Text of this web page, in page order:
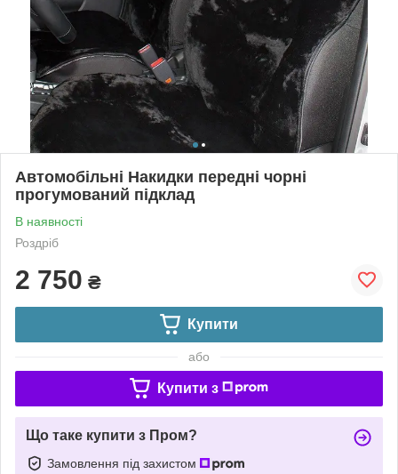
Автомобільні Накидки передні чорні
прогумований підклад
В наявності
Роздріб
2 750 ₴
Купити
або
Купити з
Що таке купити з Пром?
Замовлення під захистом